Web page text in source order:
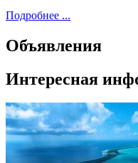
Подробнее ...
Объявления
Интересная